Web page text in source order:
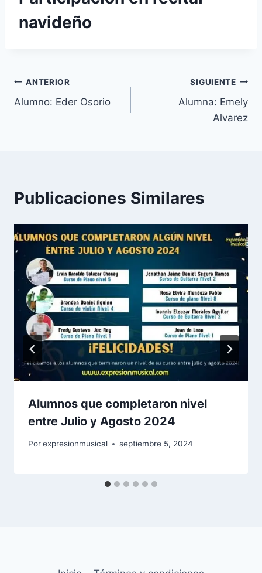
navideño
Navegación
de
ANTERIOR
Alumno: Eder Osorio
SIGUIENTE
Alumna: Emely
Alvarez
Publicaciones Similares
Alumnos que completaron nivel
entre Julio y Agosto 2024
Porexpresionmusical septiembre 5, 2024